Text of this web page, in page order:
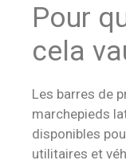
Pour
cela
Les barres de
marchepieds
disponibles
utilitaires et